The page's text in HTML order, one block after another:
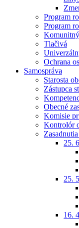
Program
Program
Tlačivá
Ochrana
Samospráva
Starosta
Zástupca
Obecné
Komisie
Kontrolór
25.
25.
16.